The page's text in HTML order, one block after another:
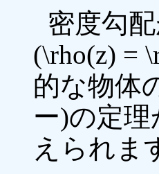
密度勾
(\rho(z) =
的な物体
ー)の定
えられま